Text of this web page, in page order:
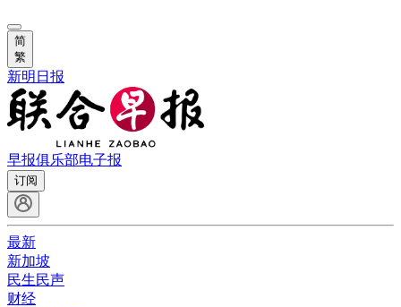
简
繁
新明日报
早报俱乐部电子报
订阅
最新
新加坡
民生民声
财经